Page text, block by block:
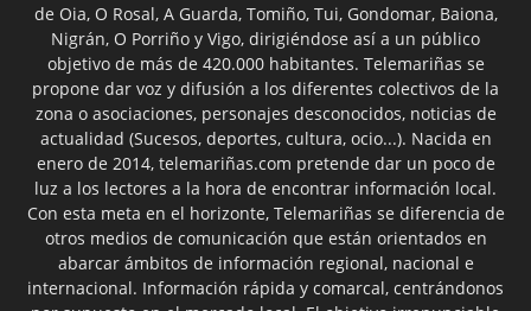
de Oia, O Rosal, A Guarda, Tomiño, Tui, Gondomar, Baiona,
Nigrán, O Porriño y Vigo, dirigiéndose así a un público
objetivo de más de 420.000 habitantes. Telemariñas se
propone dar voz y difusión a los diferentes colectivos de la
zona o asociaciones, personajes desconocidos, noticias de
actualidad (Sucesos, deportes, cultura, ocio...). Nacida en
enero de 2014, telemariñas.com pretende dar un poco de
luz a los lectores a la hora de encontrar información local.
Con esta meta en el horizonte, Telemariñas se diferencia de
otros medios de comunicación que están orientados en
abarcar ámbitos de información regional, nacional e
internacional. Información rápida y comarcal, centrándonos